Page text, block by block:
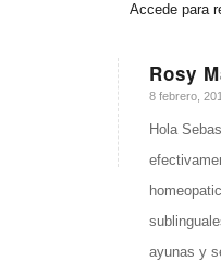
Accede para
Rosy
Dice:
8 febrero,
Hola
ayunas y